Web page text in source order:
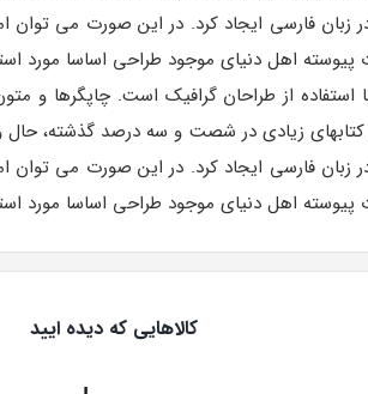
فارسی ایجاد کرد. در این صورت می
اهل دنیای موجود طراحی اساسا مورد
از طراحان گرافیک است. چاپگرها و
کتابهای زیادی در شصت و سه درصد گذشته،
فارسی ایجاد کرد. در این صورت می
اهل دنیای موجود طراحی اساسا مورد
کالاهایی که دیده ایید